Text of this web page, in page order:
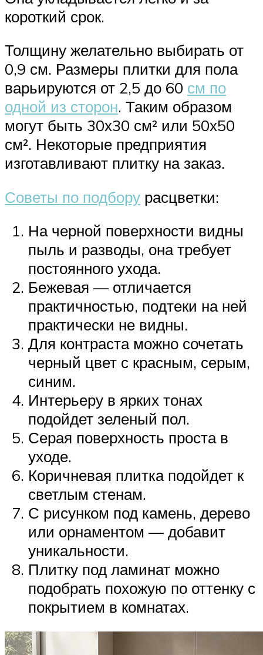
короткий срок.
Толщину желательно выбирать от
0,9 см. Размеры плитки для пола
варьируются от 2,5 до 60 см по
одной из сторон. Таким образом
могут быть 30х30 см² или 50х50
см². Некоторые предприятия
изготавливают плитку на заказ.
Советы по подбору расцветки:
На черной поверхности видны
пыль и разводы, она требует
постоянного ухода.
Бежевая — отличается
практичностью, подтеки на ней
практически не видны.
Для контраста можно сочетать
черный цвет с красным, серым,
синим.
Интерьеру в ярких тонах
подойдет зеленый пол.
Серая поверхность проста в
уходе.
Коричневая плитка подойдет к
светлым стенам.
С рисунком под камень, дерево
или орнаментом — добавит
уникальности.
Плитку под ламинат можно
подобрать похожую по оттенку с
покрытием в комнатах.